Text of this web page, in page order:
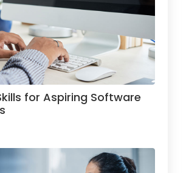
for Aspiring Software